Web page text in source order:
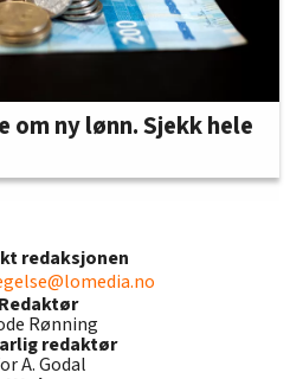
om ny lønn. Sjekk hele
redaksjonen
Redaktør
Rønning
redaktør
A. Godal